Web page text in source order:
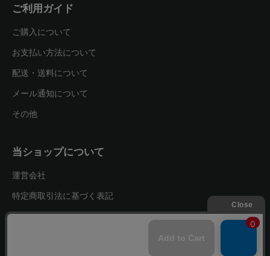
ご利用ガイド
ご購入について
お支払い方法について
配送・送料について
メール通知について
その他
当ショップについて
運営会社
特定商取引法に基づく表記
プライバシーポリシー